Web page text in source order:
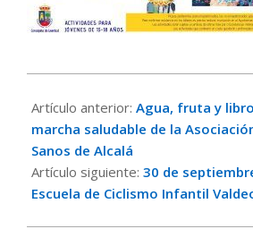
09-
18
Artículo anterior: Agua, fruta y
marcha saludable de la
Sanos de Alcalá
Artículo siguiente: 30 de
Escuela de Ciclismo Infantil